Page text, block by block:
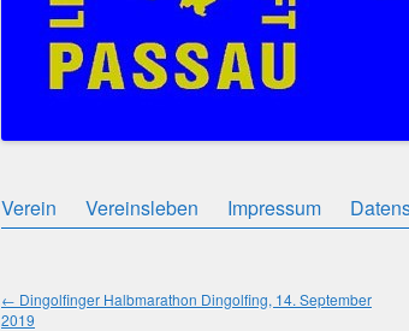
Zum
Verein Vereinsleben Impressum
← Dingolfinger Halbmarathon Dingolfing, 14. September
2019